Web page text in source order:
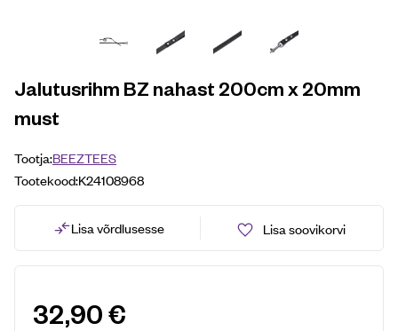
Jalutusrihm BZ nahast 200cm x 20mm
must
Tootja:BEEZTEES
Tootekood:K24108968
Lisa võrdlusesse Lisa soovikorvi
32,90€